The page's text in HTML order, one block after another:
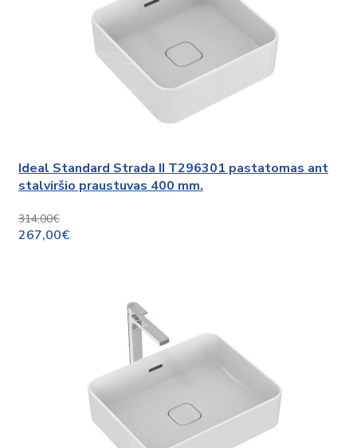
Ideal Standard Strada II T296301 pastatomas ant
stalviršio praustuvas 400 mm.
314,00€
267,00€